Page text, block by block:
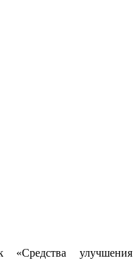
«Средства улучшения